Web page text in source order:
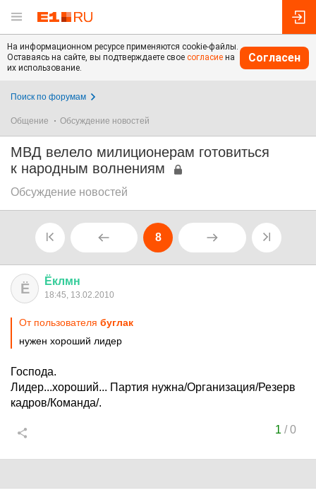
На информационном ресурсе применяются cookie-файлы.
Оставаясь на сайте, вы подтверждаете свое согласие на
их использование.
Согласен
Поиск по форумам
Общение Обсуждение новостей
МВД велело милиционерам готовиться
к народным волнениям
Обсуждение новостей
8
Ё Ёклмн
18:45, 13.02.2010
От пользователя буглак
нужен хороший лидер
Господа.
Лидер...хороший... Партия нужна/Организация/Резерв
кадров/Команда/.
1 /0